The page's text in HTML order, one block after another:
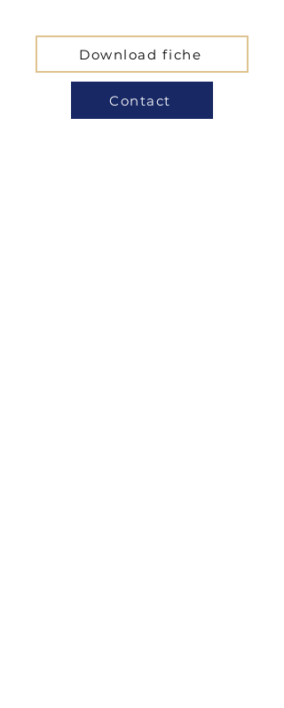
Download fiche
Contact